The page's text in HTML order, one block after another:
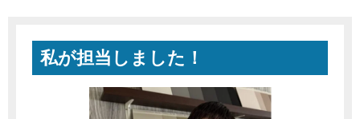
私が担当しました！